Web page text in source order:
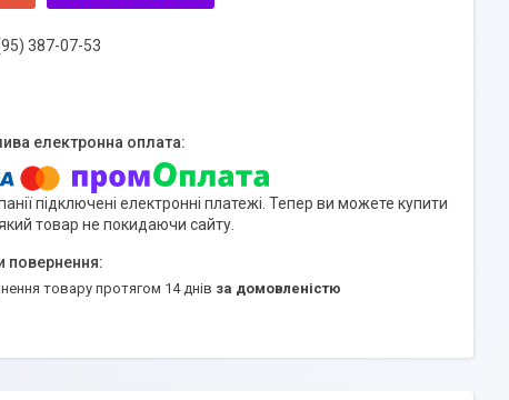
387-07-53
підключені електронні платежі. Тепер ви можете купити
товар не покидаючи сайту.
товару протягом 14 днів за домовленістю